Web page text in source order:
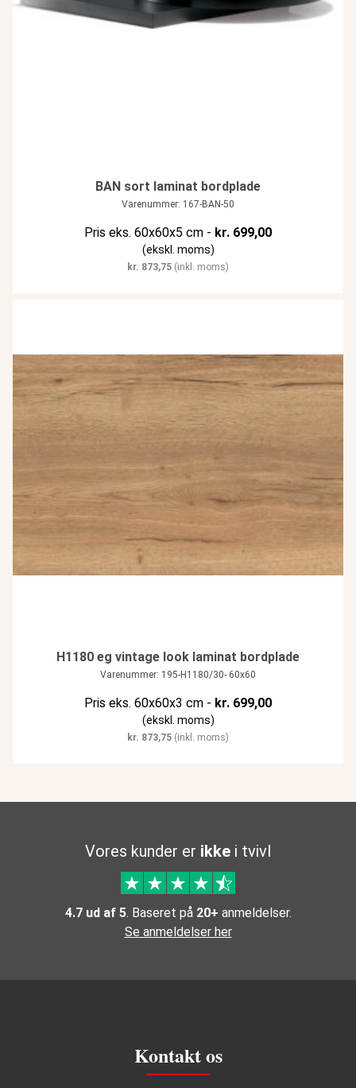
BAN sort laminat bordplade
Varenummer: 167-BAN-50
Pris eks. 60x60x5 cm - kr. 699,00
(ekskl. moms)
kr. 873,75 (inkl. moms)
H1180 eg vintage look laminat bordplade
Varenummer: 195-H1180/30- 60x60
Pris eks. 60x60x3 cm - kr. 699,00
(ekskl. moms)
kr. 873,75 (inkl. moms)
Vores kunder er ikke i tvivl
4.7 ud af 5. Baseret på 20+ anmeldelser.
Se anmeldelser her
Kontakt os